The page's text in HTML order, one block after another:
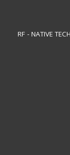
RF - NATIVE